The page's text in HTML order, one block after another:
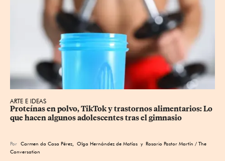
ARTE E IDEAS
Proteínas en polvo, TikTok y trastornos alimentarios: Lo
que hacen algunos adolescentes tras el gimnasio
Por Carmen da Casa Pérez Olga Hernández de Matías y Rosario Pastor Martín / The
Conversation